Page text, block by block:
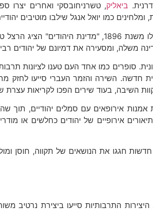
ביאליק, טשרניחובסקי ואחרים יצרו
כמו יואל אנגל שילבו מוטיבים
השתמש בספרות ככלי רב עוצמה בניסוח חזון של לאום
משלה, ומסעירה את דמיונם של יהודים
סופרים כמו אחד העם טענו לציונות
חדשה. השירה והזמר העברי סייעו
השיבה, בעוד שירים הפכו לקריאות עצרת
אמנות אירופאים עם סמלים יהודיים,
לתיאורים אירופיים של יהודים כחלשים
חגגו את הנושאים של תקווה, חוסן
התרבותיות סייעו ביצירת נרטיב